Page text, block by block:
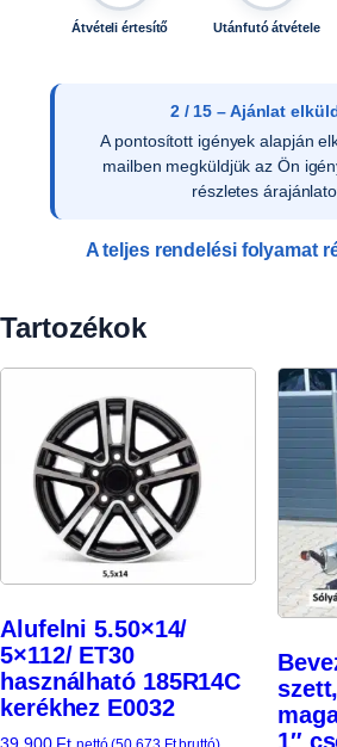
Átvételi értesítő Utánfutó átvétele
3 / 15 – Ajánlat
Az ajánlat írásos elfogadását
a vevői adatokat, és
rendszerünkben.
A teljes rendelési folyamat
Tartozékok
Alufelni 5.50×14/
5×112/ ET30
használható 185R14C
kerékhez E0032
nettó (50 673 Ftbruttó)
1″